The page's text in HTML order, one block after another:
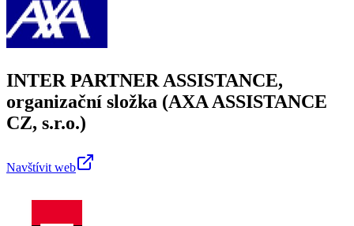
INTER PARTNER ASSISTANCE,
organizační složka (AXA ASSISTANCE
CZ, s.r.o.)
Navštívit web